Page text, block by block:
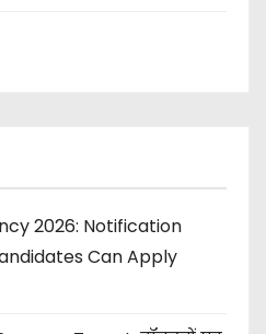
2026: Notification
Can Apply